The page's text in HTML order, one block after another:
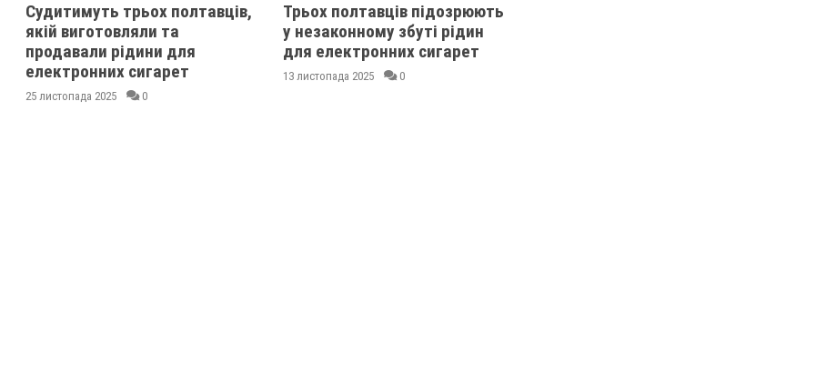
Судитимуть трьох полтавців,
якій виготовляли та
продавали рідини для
електронних сигарет
25 листопада 2025 0
Трьох полтавців підозрюють
у незаконному збуті рідин
для електронних сигарет
13 листопада 2025 0